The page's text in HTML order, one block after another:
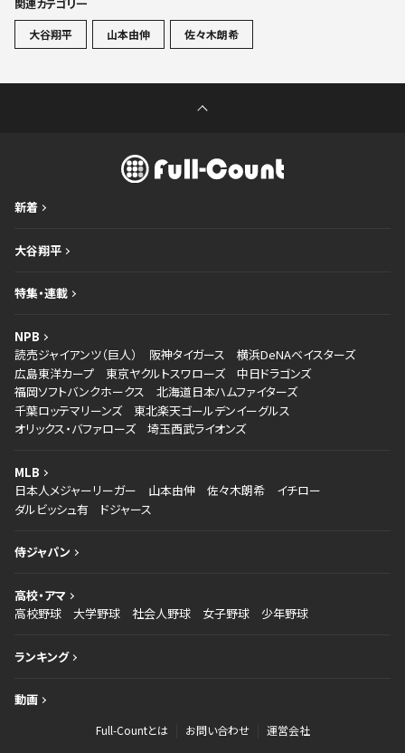
関連カテゴリ一
大谷翔平
山本由伸 佐々木朗希
新着
大谷翔平
特集・連載
NPB
読売ジャイアンツ（巨人）
阪神タイガース
横浜DeNAベイスターズ
広島東洋カープ
東京ヤクルトスワローズ
中日ドラゴンズ
福岡ソフトバンクホークス
北海道日本ハムファイターズ
千葉ロッテマリーンズ
東北楽天ゴールデンイーグルス
オリックス・バファローズ
埼玉西武ライオンズ
MLB
日本人メジャーリーガー
山本由伸 佐々木朗希
イチロー
ダルビッシュ有
ドジャース
侍ジャパン
高校・アマ
高校野球
大学野球 社会人野球 女子野球 少年野球
ランキング
動画
Full-Countとは お問い合わせ 運営会社